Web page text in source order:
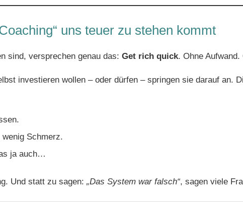
uns teuer zu stehen kommt
sind, versprechen genau das:Get rich quick. Ohne
investieren wollen – oder dürfen – springen sie darauf an.
Schmerz.
ja auch…
Und statt zu sagen:„Das System war falsch“, sagen viele